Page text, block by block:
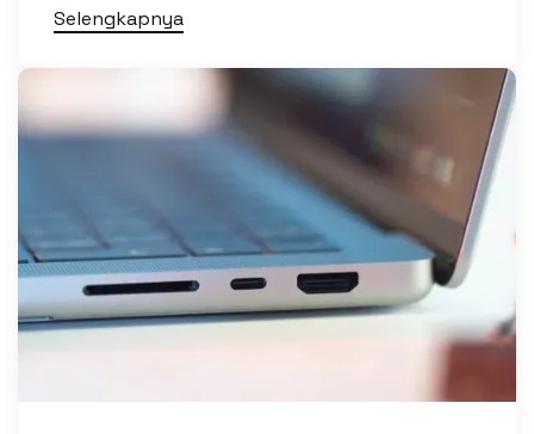
Selengkapnya